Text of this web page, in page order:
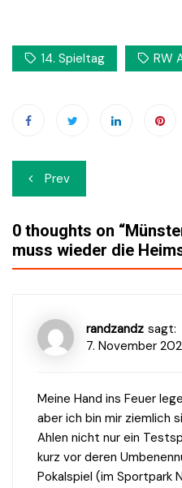
14. Spieltag RW
Beitrags-
Navigation
Prev
0 thoughts on “
muss wieder die
randzandz sagt:
7. November
Meine Hand ins Feuer
aber ich bin mir ziemlich
Ahlen nicht nur ein
kurz vor deren
Pokalspiel (im Sportpark